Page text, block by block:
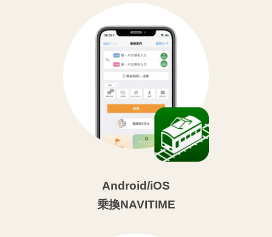
Android/iOS
乗換NAVITIME